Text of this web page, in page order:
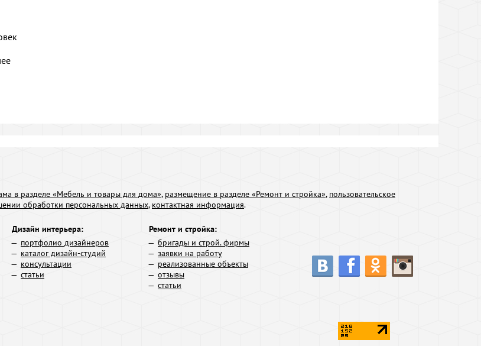
в разделе «Мебель и товары для дома», размещение в разделе «Ремонт и стройка», пользовательское
обработки персональных данных, контактная информация.
Дизайн интерьера:
портфолио дизайнеров
каталог дизайн-студий
консультации
статьи
Ремонт и стройка:
бригады и строй. фирмы
заявки на работу
реализованные объекты
отзывы
статьи